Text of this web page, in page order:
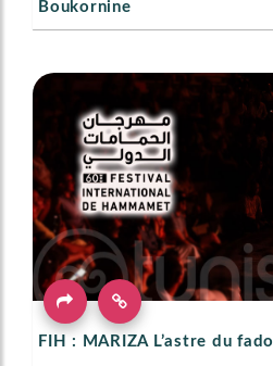
Boukornine
FIH : MARIZA L’astre du fado